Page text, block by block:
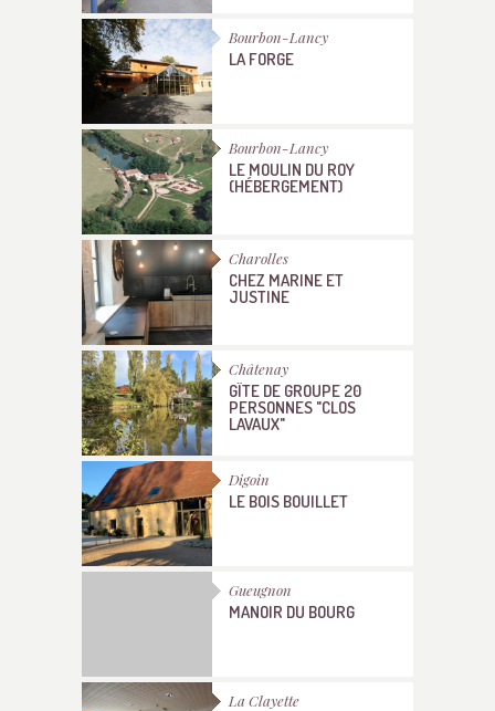
Bourbon-Lancy
LA FORGE
Bourbon-Lancy
LE MOULIN DU ROY
(HÉBERGEMENT)
Charolles
CHEZ MARINE ET
JUSTINE
Châtenay
GÎTE DE GROUPE 20
PERSONNES "CLOS
LAVAUX"
Digoin
LE BOIS BOUILLET
Gueugnon
MANOIR DU BOURG
La Clayette